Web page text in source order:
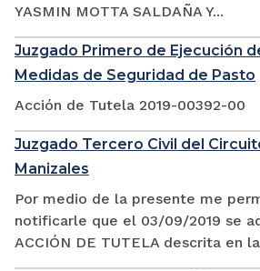
YASMIN MOTTA SALDAÑA Y...
Juzgado Primero de Ejecución
Medidas de Seguridad de Pasto
Acción de Tutela 2019-00392-00
Juzgado Tercero Civil del
Manizales
Por medio de la presente me
notificarle que el 03/09/2019 se
ACCIÓN DE TUTELA descrita en